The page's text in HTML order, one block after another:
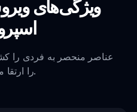
ویژگی‌های
عناصر منحصر به فردی را
را ارتقا می‌بخشد.